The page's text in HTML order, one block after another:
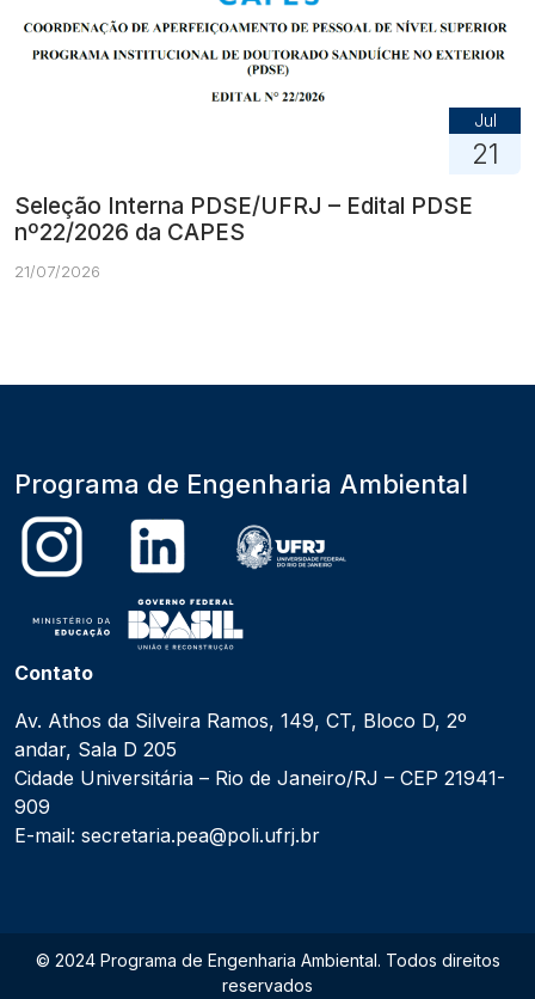
Jul
21
Seleção Interna PDSE/UFRJ – Edital PDSE
nº22/2026 da CAPES
21/07/2026
Programa de Engenharia Ambiental
Contato
Av. Athos da Silveira Ramos, 149, CT, Bloco D, 2º
andar, Sala D 205
Cidade Universitária – Rio de Janeiro/RJ – CEP 21941-
909
E-mail: secretaria.pea@poli.ufrj.br
© 2024 Programa de Engenharia Ambiental. Todos direitos
reservados